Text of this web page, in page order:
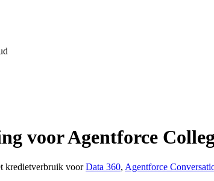
voor Agentforce
kredietverbruik voorData 360, Agentforce